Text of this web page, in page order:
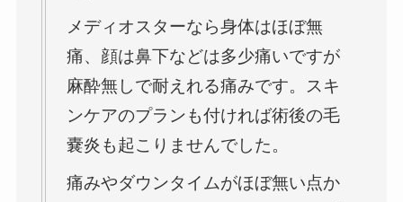
メディオスターなら身体はほぼ無
痛、顔は鼻下などは多少痛いですが
麻酔無しで耐えれる痛みです。スキ
ンケアのプランも付ければ術後の毛
嚢炎も起こりませんでした。
痛みやダウンタイムがほぼ無い点か